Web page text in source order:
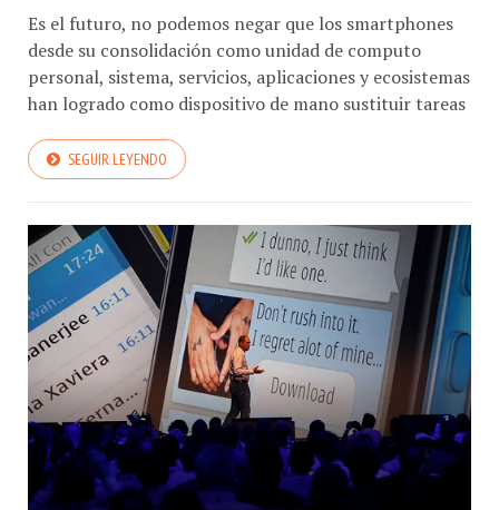
Es el futuro, no podemos negar que los smartphones
desde su consolidación como unidad de computo
personal, sistema, servicios, aplicaciones y ecosistemas
han logrado como dispositivo de mano sustituir tareas
SEGUIR LEYENDO